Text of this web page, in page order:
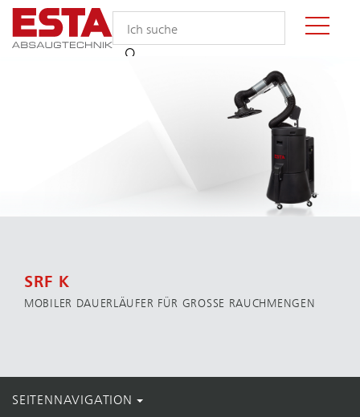
SRF K
MOBILER DAUERLÄUFER FÜR GROSSE RAUCHMENGEN
SEITENNAVIGATION